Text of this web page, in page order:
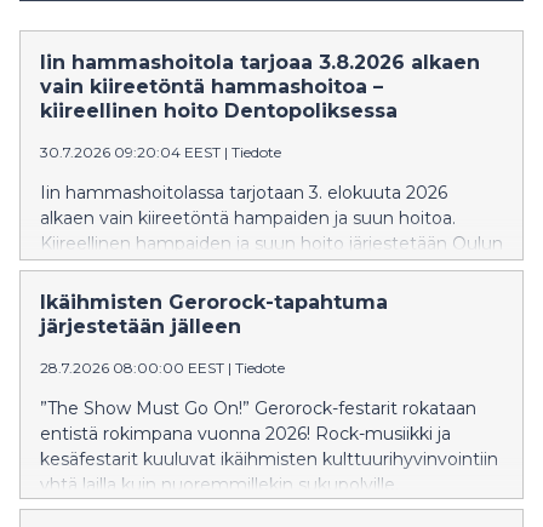
Iin hammashoitola tarjoaa 3.8.2026 alkaen
vain kiireetöntä hammashoitoa –
kiireellinen hoito Dentopoliksessa
30.7.2026 09:20:04 EEST | Tiedote
Iin hammashoitolassa tarjotaan 3. elokuuta 2026
alkaen vain kiireetöntä hampaiden ja suun hoitoa.
Kiireellinen hampaiden ja suun hoito järjestetään Oulun
Dentopoliksessa.
Ikäihmisten Gerorock-tapahtuma
järjestetään jälleen
28.7.2026 08:00:00 EEST | Tiedote
”The Show Must Go On!” Gerorock-festarit rokataan
entistä rokimpana vuonna 2026! Rock-musiikki ja
kesäfestarit kuuluvat ikäihmisten kulttuurihyvinvointiin
yhtä lailla kuin nuoremmillekin sukupolville.